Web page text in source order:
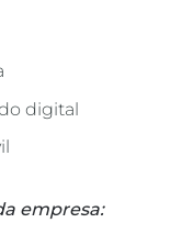
digital
empresa: